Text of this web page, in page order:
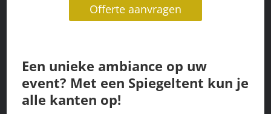
Offerte aanvragen
Een unieke ambiance op uw
event? Met een Spiegeltent kun je
alle kanten op!